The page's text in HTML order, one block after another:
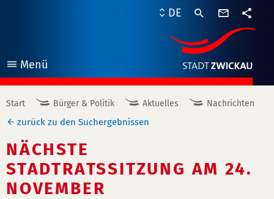
Menü
öffnen
DE
Start Bürger & Politik Aktuelles Nachrichten
zurück zu den Suchergebnissen
NÄCHSTE
STADTRATSSITZUNG AM 24.
NOVEMBER